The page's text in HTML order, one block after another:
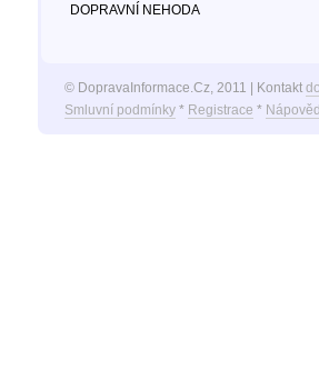
DOPRAVNÍ NEHODA
© DopravaInformace.Cz, 2011 | Kontakt
Smluvní podmínky* Registrace *